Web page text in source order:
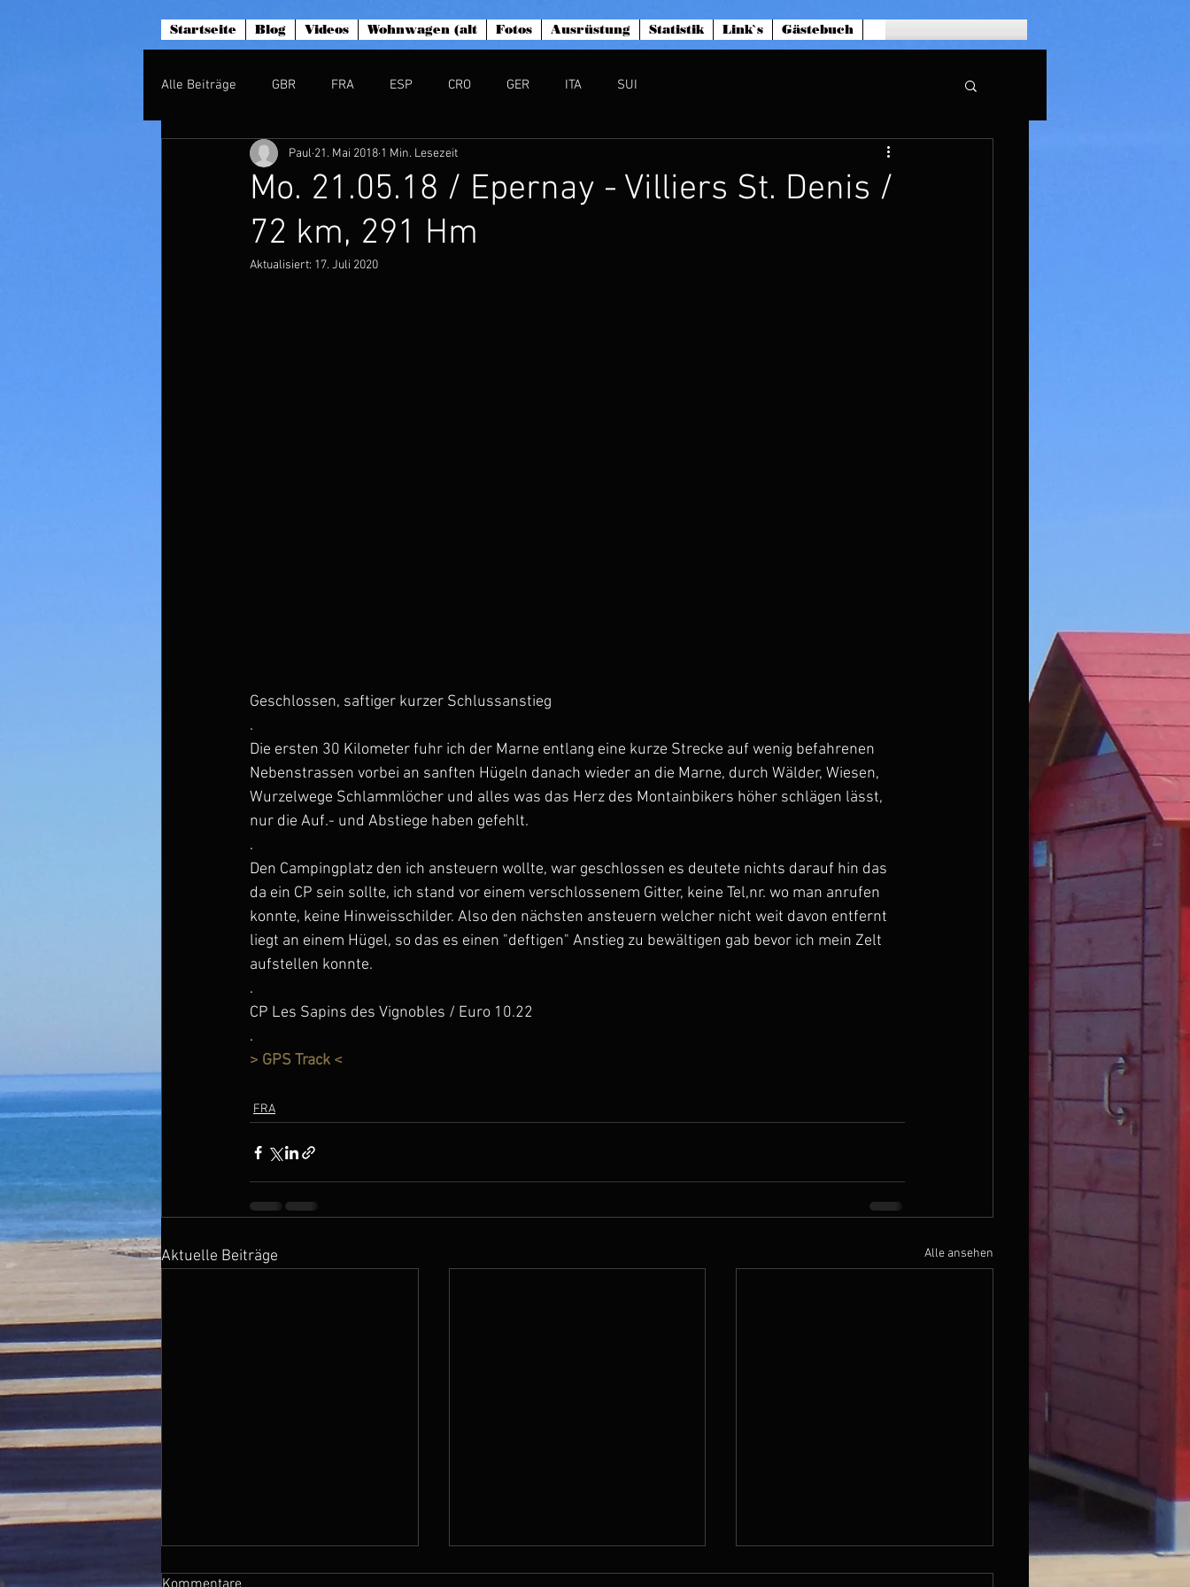
Startseite Blog Videos Wohnwagen (alt Fotos Ausrüstung Statistik Link`s Gästebuch
Alle Beiträge GBR FRA ESP CRO GER ITA SUI
Mo. 21.05.18 / Epernay - Villiers St. Denis /
72 km, 291 Hm
Paul 21. Mai 2018 1 Min. Lesezeit
Aktualisiert: 17. Juli 2020
Geschlossen, saftiger kurzer Schlussanstieg
.
Die ersten 30 Kilometer fuhr ich der Marne entlang eine kurze Strecke auf wenig befahrenen
Nebenstrassen vorbei an sanften Hügeln danach wieder an die Marne, durch Wälder, Wiesen,
Wurzelwege Schlammlöcher und alles was das Herz des Montainbikers höher schlägen lässt,
nur die Auf.- und Abstiege haben gefehlt.
.
Den Campingplatz den ich ansteuern wollte, war geschlossen es deutete nichts darauf hin das
da ein CP sein sollte, ich stand vor einem verschlossenem Gitter, keine Tel,nr. wo man anrufen
konnte, keine Hinweisschilder. Also den nächsten ansteuern welcher nicht weit davon entfernt
liegt an einem Hügel, so das es einen "deftigen" Anstieg zu bewältigen gab bevor ich mein Zelt
aufstellen konnte.
.
CP Les Sapins des Vignobles / Euro 10.22
.
> GPS Track <
FRA
Aktuelle Beiträge Alle ansehen